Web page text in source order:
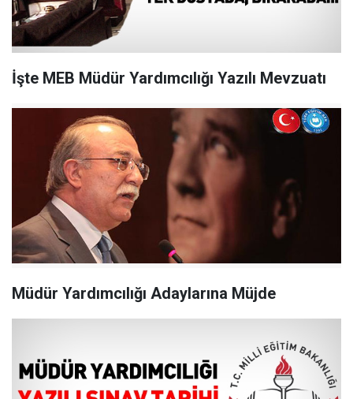
İşte MEB Müdür Yardımcılığı Yazılı Mevzuatı
Müdür Yardımcılığı Adaylarına Müjde